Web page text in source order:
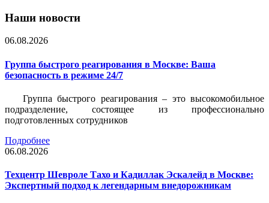
Наши новости
06.08.2026
Группа быстрого реагирования в Москве: Ваша
безопасность в режиме 24/7
Группа быстрого реагирования – это высокомобильное
подразделение, состоящее из профессионально
подготовленных сотрудников
Подробнее
06.08.2026
Техцентр Шевроле Тахо и Кадиллак Эскалейд в Москве:
Экспертный подход к легендарным внедорожникам